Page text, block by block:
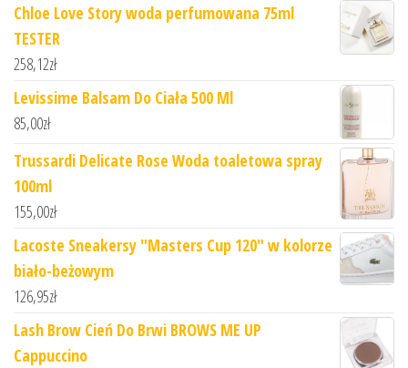
Chloe Love Story woda perfumowana 75ml
TESTER
258,12zł
Levissime Balsam Do Ciała 500 Ml
85,00zł
Trussardi Delicate Rose Woda toaletowa spray
100ml
155,00zł
Lacoste Sneakersy "Masters Cup 120" w kolorze
biało-beżowym
126,95zł
Lash Brow Cień Do Brwi BROWS ME UP
Cappuccino